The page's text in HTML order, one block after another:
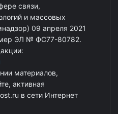
связи,
и массовых
09 апреля 2021
ЭЛ № ФС77-80782.
материалов,
активная
в сети Интернет